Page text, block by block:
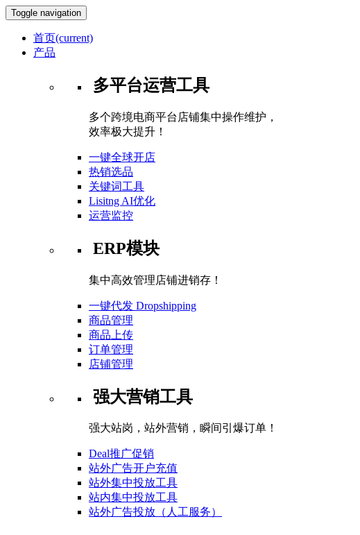
Toggle navigation
首页(current)
产品
多平台运营工具
多个跨境电商平台店铺集中操作维护，
效率极大提升！
一键全球开店
热销选品
关键词工具
Lisitng AI优化
运营监控
ERP模块
集中高效管理店铺进销存！
一键代发 Dropshipping
商品管理
商品上传
订单管理
店铺管理
强大营销工具
强大站岗，站外营销，瞬间引爆订单！
Deal推广促销
站外广告开户充值
站外集中投放工具
站内集中投放工具
站外广告投放（人工服务）